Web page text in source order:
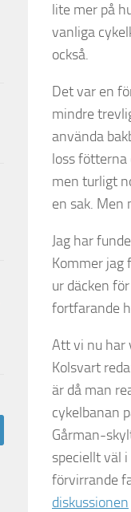
lite mer på
vanliga
också.
Det var en
mindre
använda
loss fötterna
men turligt
en sak. Men
Jag har
Kommer jag
ur däcken
fortfarande
Att vi nu har
Kolsvart
är då man
cykelbanan
Gårman-
speciellt väl
förvirrande
diskussionen